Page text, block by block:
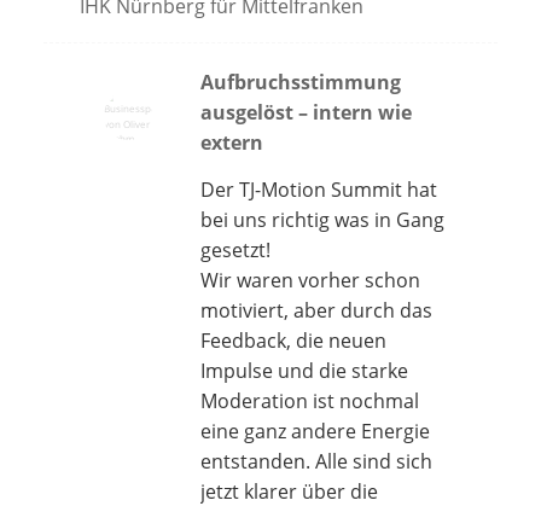
IHK Nürnberg für Mittelfranken
Aufbruchsstimmung
ausgelöst – intern wie
extern
Der TJ-Motion Summit hat
bei uns richtig was in Gang
gesetzt!
Wir waren vorher schon
motiviert, aber durch das
Feedback, die neuen
Impulse und die starke
Moderation ist nochmal
eine ganz andere Energie
entstanden. Alle sind sich
jetzt klarer über die